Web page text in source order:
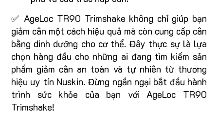
✅ AgeLoc TR90 Trimshake không chỉ giúp bạn
giảm cân một cách hiệu quả mà còn cung cấp cân
bằng dinh dưỡng cho cơ thể. Đây thực sự là lựa
chọn hàng đầu cho những ai đang tìm kiếm sản
phẩm giảm cân an toàn và tự nhiên từ thương
hiệu uy tín Nuskin. Đừng ngần ngại bắt đầu hành
trình sức khỏe của bạn với AgeLoc TR90
Trimshake!